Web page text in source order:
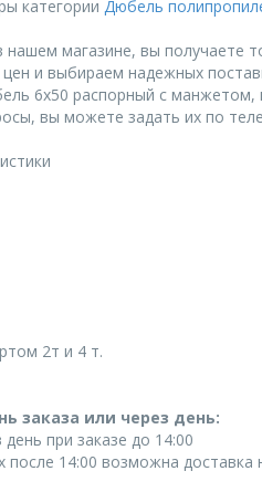
категории Дюбель
магазине, вы получаете
и выбираем надежных
6х50 распорный с манжетом,
вы можете задать их по
2т и 4 т.
заказа или через день:
при заказе до 14:00
после 14:00 возможна